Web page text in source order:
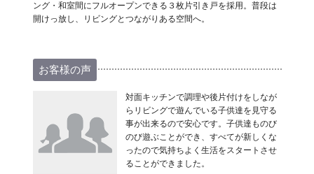
ング・和室間にフルオープンできる３枚片引き戸を採用。普段は
開けっ放し、リビングとつながりある空間へ。
お客様の声
対面キッチンで調理や後片付けをしなが
らリビングで遊んでいる子供達を見守る
事が出来るので安心です。子供達ものび
のび遊ぶことができ、すべてが新しくな
ったので気持ちよく生活をスタートさせ
ることができました。